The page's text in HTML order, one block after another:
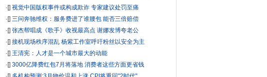
·[] 视觉中国版权事件或构成欺诈 专家建议处罚至痛
·[] 三问奔驰维权：服务费进了谁腰包 能否三倍赔偿
·[] 张杰帮唱成《歌手》收视最高点 谢娜发博夸老公
·[] 接机现场秩序混乱 杨紫工作室呼吁粉丝以安全为主
·[] 王清宪：人才是一个城市最大的动能
·[] 3000亿降费红包7月将落地 消费者这些方面更省钱